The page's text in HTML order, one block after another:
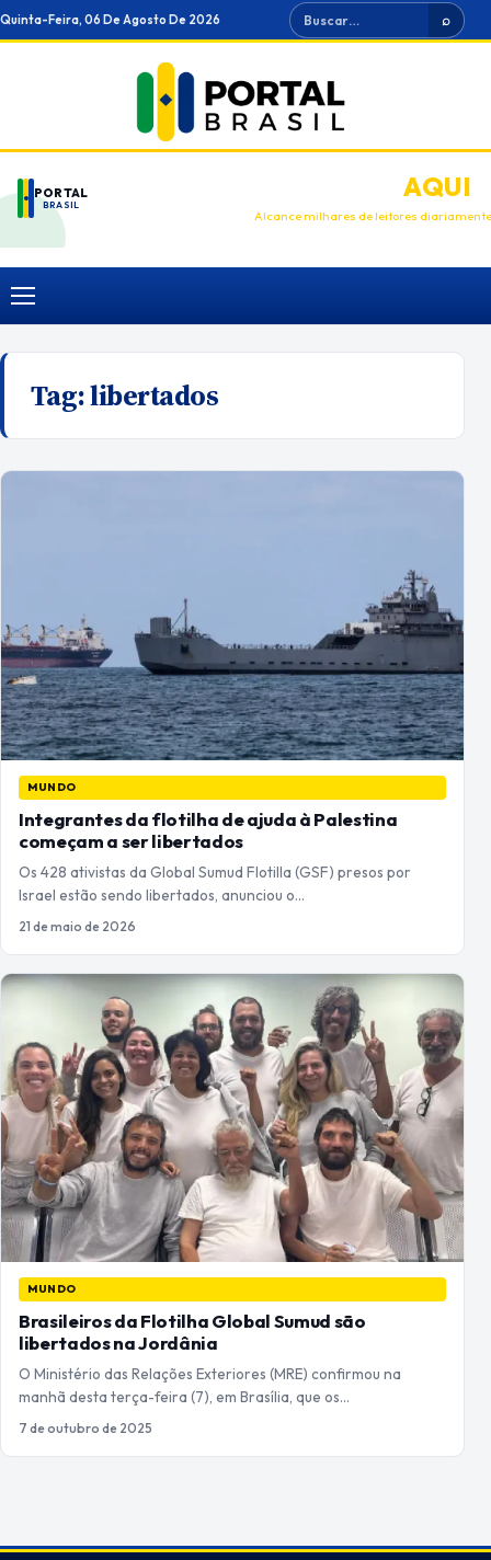
Ir
para
Quinta-Feira, 06 De Agosto De 2026 Buscar ⌕
PORTAL
BRASIL
ANUNCIEAQUI
Alcance milhares de leitores diariamente
Menu
Tag:libertados
MUNDO
Integrantes da flotilha de ajuda à Palestina
começam a ser libertados
Os 428 ativistas da Global Sumud Flotilla (GSF) presos por
Israel estão sendo libertados, anunciou o…
21 de maio de 2026
MUNDO
Brasileiros da Flotilha Global Sumud são
libertados na Jordânia
O Ministério das Relações Exteriores (MRE) confirmou na
manhã desta terça-feira (7), em Brasília, que os…
7 de outubro de 2025